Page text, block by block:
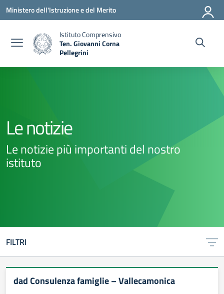
Vai ai contenuti
Vai al menu di navigazione
Vai al footer
Ministero dell'Istruzione e del Merito
Istituto Comprensivo
Ten. Giovanni Corna
Pellegrini
Le notizie
Le notizie più importanti del nostro
istituto
FILTRI
dad Consulenza famiglie – Vallecamonica